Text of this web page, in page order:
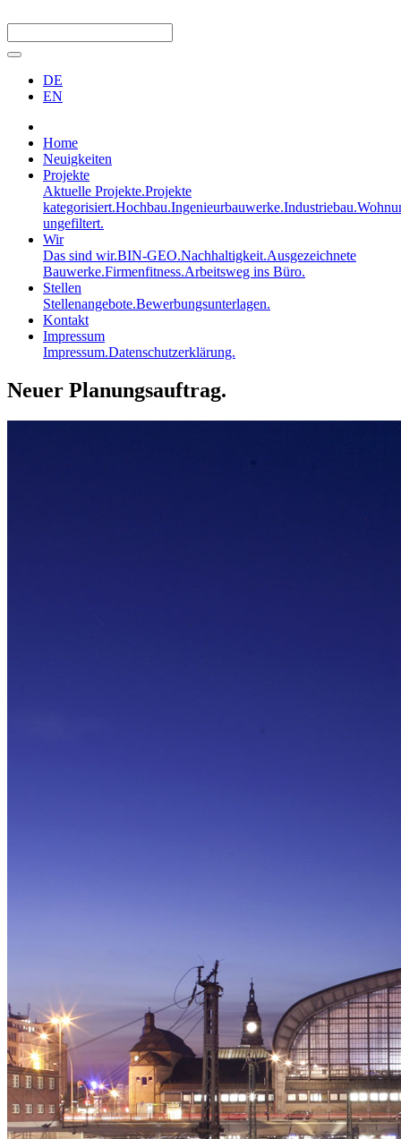
DE
EN
Home
Neuigkeiten
Projekte
Aktuelle Projekte.Projekte
kategorisiert.Hochbau.Ingenieurbauwerke.Industriebau.
ungefiltert.
Wir
Das sind wir.BIN-GEO.Nachhaltigkeit.Ausgezeichnete
Bauwerke.Firmenfitness.Arbeitsweg ins Büro.
Stellen
Stellenangebote.Bewerbungsunterlagen.
Kontakt
Impressum
Impressum.Datenschutzerklärung.
Neuer Planungsauftrag.